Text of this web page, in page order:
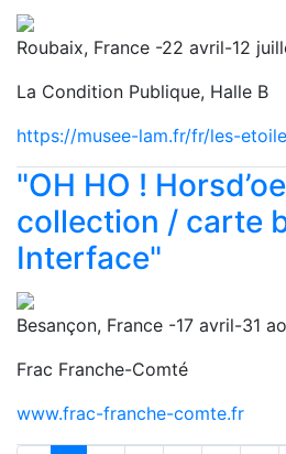
Roubaix, France -22 avril-12
La Condition Publique, Halle B
https://musee-lam.fr/fr/les-
"OH HO !
collection / carte
Interface"
Besançon, France -17 avril-31
Frac Franche-Comté
www.frac-franche-comte.fr